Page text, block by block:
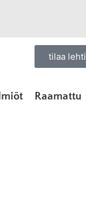
tilaa lehti
Ilmiöt Raamattu